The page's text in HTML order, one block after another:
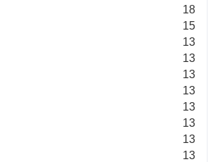
18
15
13
13
13
13
13
13
13
13